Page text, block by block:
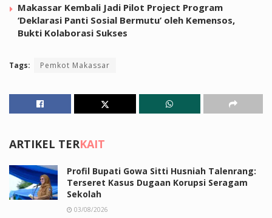
Makassar Kembali Jadi Pilot Project Program
‘Deklarasi Panti Sosial Bermutu’ oleh Kemensos,
Bukti Kolaborasi Sukses
Tags: Pemkot Makassar
ARTIKEL TERKAIT
Profil Bupati Gowa Sitti Husniah Talenrang:
Terseret Kasus Dugaan Korupsi Seragam
Sekolah
03/08/2026